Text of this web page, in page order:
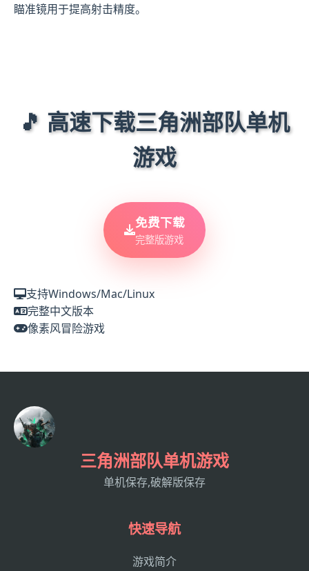
瞄准镜用于提高射击精度。
🎵 高速下载三角洲部队单机
游戏
免费下载
完整版游戏
支持Windows/Mac/Linux
完整中文版本
像素风冒险游戏
三角洲部队单机游戏
单机保存,破解版保存
快速导航
游戏简介